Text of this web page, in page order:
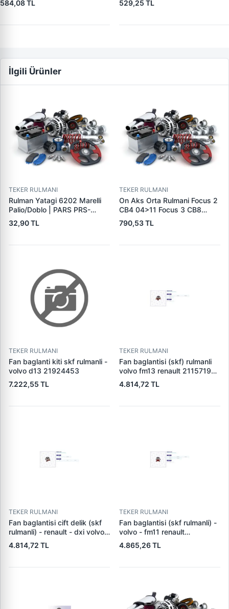
584,08 TL
46340288
529,25 TL
İlgili Ürünler
TEKER RULMANI
Rulman Yatagi 6202 Marelli
Palio/Doblo | PARS PRS-
ARY0060 | OEM 29X5671
32,90 TL
TEKER RULMANI
On Aks Orta Rulmani Focus 2
CB4 04>11 Focus 3 CB8
11>14 Focus Iiii Cew 14>
Mondeo 4 CA2 07>14 Transit
Tdci̇ Yeni̇ Connect Chc 1.6
790,53 TL
TEKER RULMANI
Fan baglanti kiti skf rulmanli -
volvo d13 21924453
7.222,55 TL
TEKER RULMANI
Fan baglantisi (skf) rulmanli
volvo fm13 renault 21157196
- 20915050-7421986056
4.814,72 TL
TEKER RULMANI
Fan baglantisi cift delik (skf
rulmanli) - renault - dxi volvo -
fh12 - fh16 - nl12 - fm9
21146743-1675786
4.814,72 TL
TEKER RULMANI
Fan baglantisi (skf rulmanli) -
volvo - fm11 renault
21146755 - 20536568
4.865,26 TL